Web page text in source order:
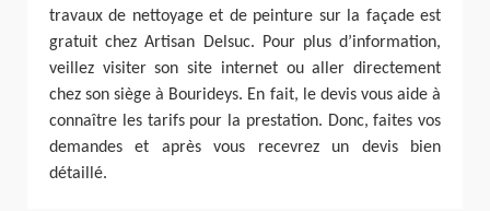
travaux de nettoyage et de peinture sur la façade est
gratuit chez Artisan Delsuc. Pour plus d’information,
veillez visiter son site internet ou aller directement
chez son siège à Bourideys. En fait, le devis vous aide à
connaître les tarifs pour la prestation. Donc, faites vos
demandes et après vous recevrez un devis bien
détaillé.